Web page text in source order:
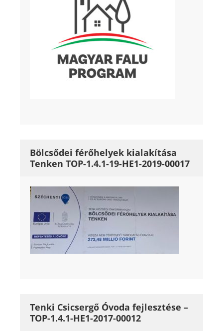
Bölcsődei férőhelyek kialakítása
Tenken TOP-1.4.1-19-HE1-2019-00017
Tenki Csicsergő Óvoda fejlesztése –
TOP-1.4.1-HE1-2017-00012